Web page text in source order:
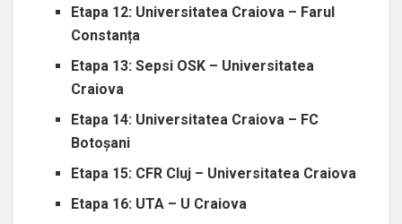
Etapa 12: Universitatea Craiova – Farul
Constanța
Etapa 13: Sepsi OSK – Universitatea
Craiova
Etapa 14: Universitatea Craiova – FC
Botoșani
Etapa 15: CFR Cluj – Universitatea Craiova
Etapa 16: UTA – U Craiova